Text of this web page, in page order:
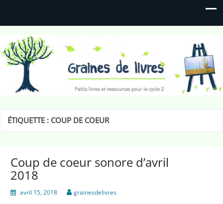
Graines de livres
Petits livres et ressources pour le cycle 2
ÉTIQUETTE : COUP DE COEUR
Coup de coeur sonore d’avril
2018
avril 15, 2018 grainesdelivres